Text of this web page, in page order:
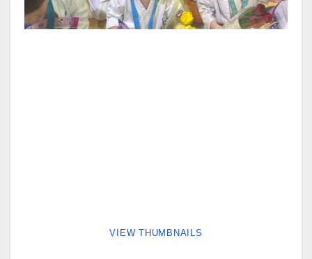
VIEW THUMBNAILS